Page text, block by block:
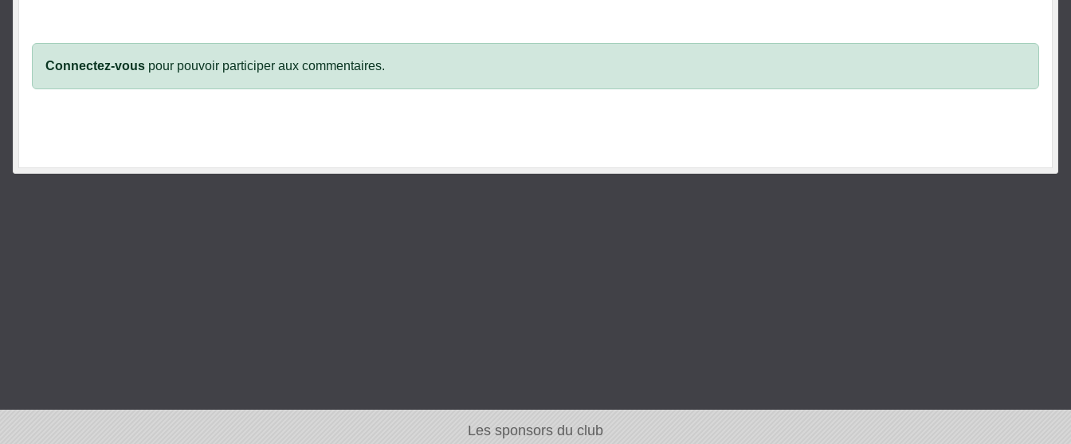
Connectez-vous pour pouvoir participer aux commentaires.
Les sponsors du club